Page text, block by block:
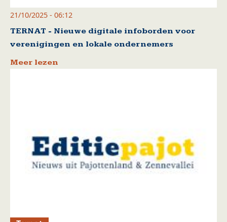
21/10/2025 - 06:12
TERNAT - Nieuwe digitale infoborden voor
verenigingen en lokale ondernemers
Meer lezen